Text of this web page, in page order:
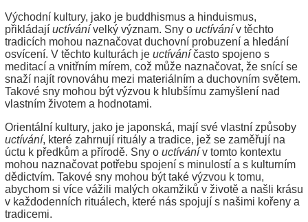
Východní kultury, jako je buddhismus a hinduismus,
přikládají uctívánívelký význam. Sny o uctívánív těchto
tradicích mohou naznačovat duchovní probuzení a hledání
osvícení. V těchto kulturách je uctíváníčasto spojeno s
meditací a vnitřním mírem, což může naznačovat, že snící se
snaží najít rovnováhu mezi materiálním a duchovním světem.
Takové sny mohou být výzvou k hlubšímu zamyšlení nad
vlastním životem a hodnotami.
Orientální kultury, jako je japonská, mají své vlastní způsoby
uctívání, které zahrnují rituály a tradice, jež se zaměřují na
úctu k předkům a přírodě. Sny o uctívánív tomto kontextu
mohou naznačovat potřebu spojení s minulostí a s kulturním
dědictvím. Takové sny mohou být také výzvou k tomu,
abychom si více vážili malých okamžiků v životě a našli krásu
v každodenních rituálech, které nás spojují s našimi kořeny a
tradicemi.